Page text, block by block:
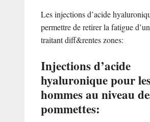
Les injections d’acide
permettre de retirer la fatigue
traitant diff&rentes zones:
Injections d’acide
hyaluronique pour
hommes au niveau
pommettes: